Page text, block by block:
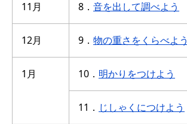
11月 8． 音を出して調べよう
12月 9． 物の重さをくらべよう
1月 10． 明かりをつけよう
11． じしゃくにつけよう